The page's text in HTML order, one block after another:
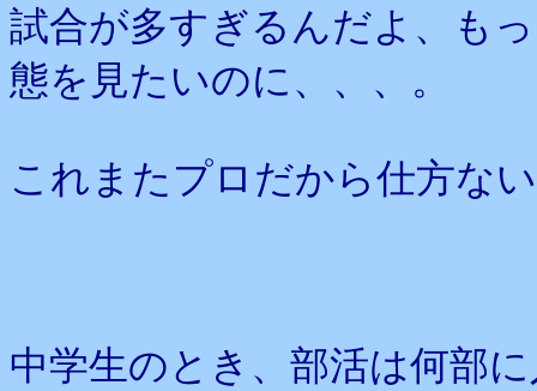
試合が多すぎるんだよ、も
態を見たいのに、、、。
これまたプロだから仕方な
中学生のとき、部活は何部